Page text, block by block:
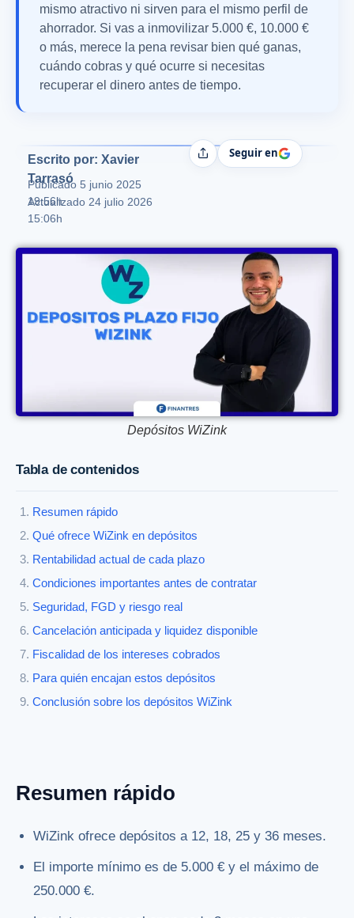
mismo atractivo ni sirven para el mismo perfil de
ahorrador. Si vas a inmovilizar 5.000 €, 10.000 €
o más, merece la pena revisar bien qué ganas,
cuándo cobras y qué ocurre si necesitas
recuperar el dinero antes de tiempo.
Escrito por: Xavier
Tarrasó
Publicado 5 junio 2025
19:56h
Actualizado 24 julio 2026
15:06h
CompartirSeguir en
Depósitos WiZink
Tabla de contenidos
Resumen rápido
Qué ofrece WiZink en depósitos
Rentabilidad actual de cada plazo
Condiciones importantes antes de contratar
Seguridad, FGD y riesgo real
Cancelación anticipada y liquidez disponible
Fiscalidad de los intereses cobrados
Para quién encajan estos depósitos
Conclusión sobre los depósitos WiZink
Resumen rápido
WiZink ofrece depósitos a 12, 18, 25 y 36 meses.
El importe mínimo es de 5.000 € y el máximo de
250.000 €.